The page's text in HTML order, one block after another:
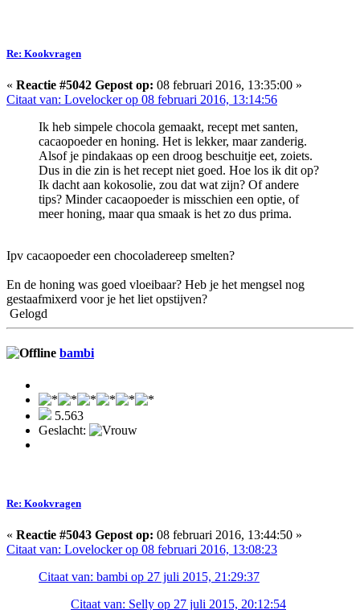
Re: Kookvragen
« Reactie #5042 Gepost op: 08 februari 2016, 13:35:00 »
Citaat van: Lovelocker op 08 februari 2016, 13:14:56
Ik heb simpele chocola gemaakt, recept met santen,
cacaopoeder en honing. Het is lekker, maar zanderig.
Alsof je pindakaas op een droog beschuitje eet, zoiets.
Dus in die zin is het recept niet goed. Hoe los ik dit op?
Ik dacht aan kokosolie, zou dat wat zijn? Of andere
tips? Minder cacaopoeder is misschien een optie, of
meer honing, maar qua smaak is het zo dus prima.
Ipv cacaopoeder een chocoladereep smelten?
En de honing was goed vloeibaar? Heb je het mengsel nog
gestaafmixerd voor je het liet opstijven?
Gelogd
bambi
5.563
Geslacht:
Re: Kookvragen
« Reactie #5043 Gepost op: 08 februari 2016, 13:44:50 »
Citaat van: Lovelocker op 08 februari 2016, 13:08:23
Citaat van: bambi op 27 juli 2015, 21:29:37
Citaat van: Selly op 27 juli 2015, 20:12:54